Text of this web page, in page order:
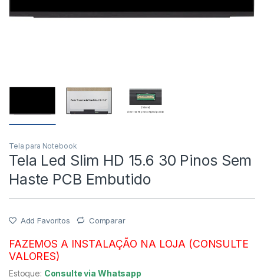
Tela para Notebook
Tela Led Slim HD 15.6 30 Pinos Sem
Haste PCB Embutido
Add Favoritos Comparar
FAZEMOS A INSTALAÇÃO NA LOJA (CONSULTE
VALORES)
Estoque: Consulte via Whatsapp